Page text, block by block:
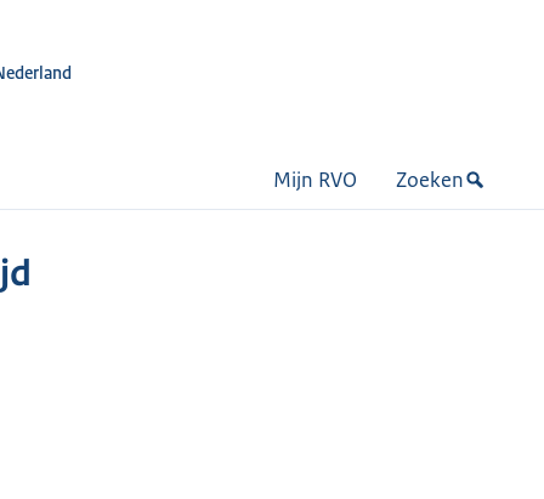
Mijn RVO Zoeken